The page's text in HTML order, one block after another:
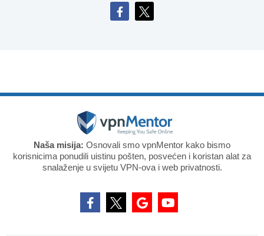
Naša misija: Osnovali smo vpnMentor kako bismo
korisnicima ponudili uistinu pošten, posvećen i koristan alat za
snalaženje u svijetu VPN-ova i web privatnosti.